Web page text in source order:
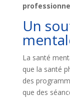
Un
La santé
que la santé
des
que des